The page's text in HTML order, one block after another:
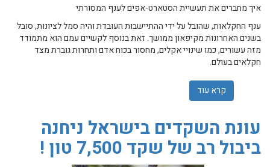
איך מחברים את תעשיית הסטארט-אפים לענף המסורתי
ענף החקלאות, שהובל על ידי ההתיישבות העובדת והיה סמל לציונות, סובל
בשנים האחרונות מקיפאון ממושך. זאת בנוסף לקשיים עמם הוא מתמודד
מזה עשורים, כמו שינויי אקלים, מחסור בכוח אדם ותחרות גוברת מצד
חקלאים בעולם.
קרא עוד
עונת השקדים בישראל ניחנה
ביבול רב של שקד 7,500 טון !